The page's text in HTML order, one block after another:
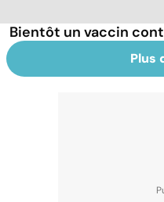
Bientôt un vaccin
Plus